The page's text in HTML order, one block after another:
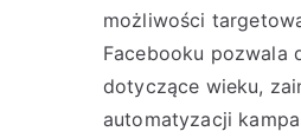
możliwości
Facebooku pozwala
dotyczące wieku,
automatyzacji